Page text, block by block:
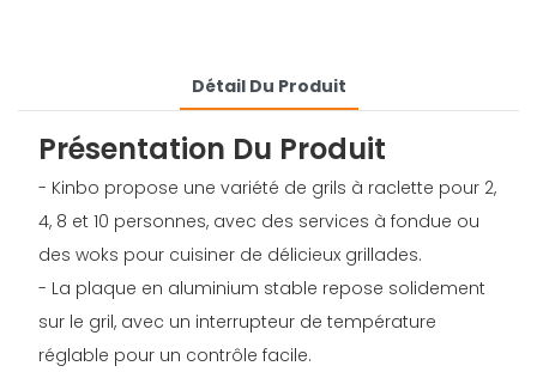
Détail Du Produit
Présentation Du Produit
- Kinbo propose une variété de grils à raclette pour 2,
4, 8 et 10 personnes, avec des services à fondue ou
des woks pour cuisiner de délicieux grillades.
- La plaque en aluminium stable repose solidement
sur le gril, avec un interrupteur de température
réglable pour un contrôle facile.